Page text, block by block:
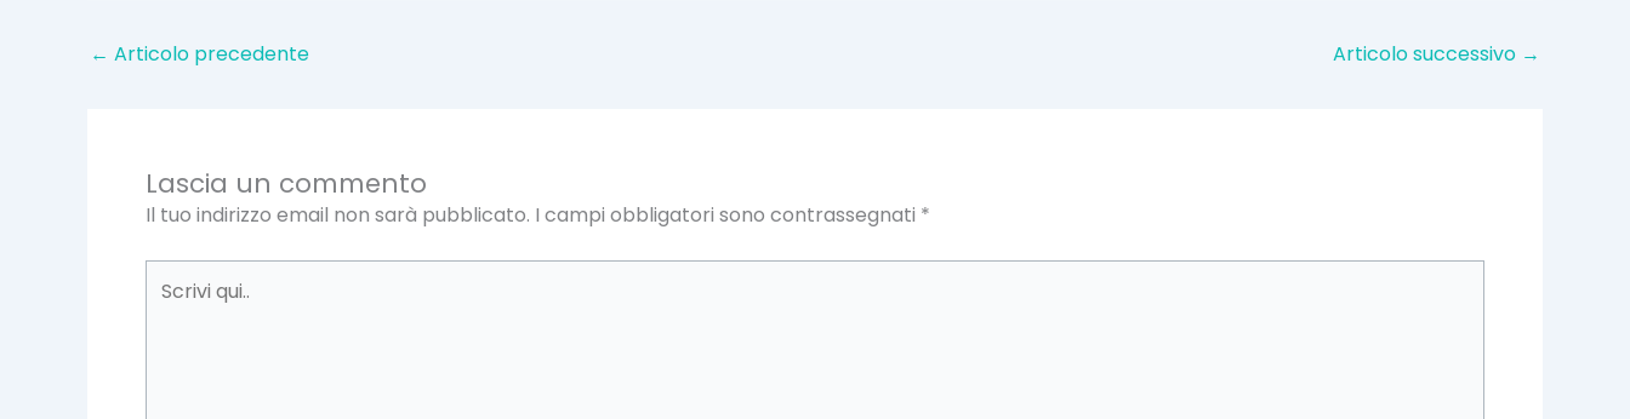
← Articolo precedente Articolo successivo →
Lascia un commento
Il tuo indirizzo email non sarà pubblicato. I campi obbligatori sono contrassegnati *
qui..